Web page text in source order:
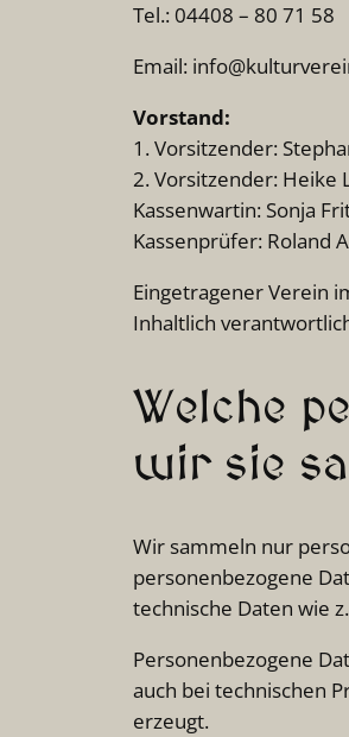
Tel.: 04408 – 80 71 58
Email:
Vorstand:
1. Vorsitzender:
2. Vorsitzender: Heike
Kassenwartin: Sonja
Kassenprüfer: Roland
Eingetragener Verein
Inhaltlich
Welche
wir sie
Wir sammeln nur
personenbezogene
technische Daten wie
Personenbezogene
auch bei technischen
erzeugt.